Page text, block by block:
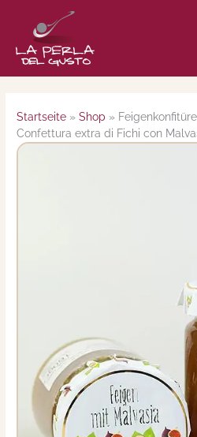
springen
Startseite »Shop »
Confettura extra di Fichi con